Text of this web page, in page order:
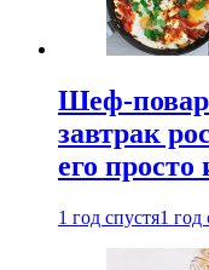
Шеф-
завтрак
его просто
1 год спустя1 год